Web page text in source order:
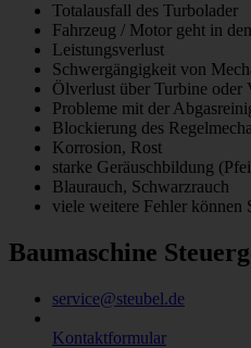
Totalausfall des Turbolader
Fahrzeug / Motor geht in
Leistungsverlust
Schwergängigkeit von
Ölverlust über Turbine oder
Probleme mit der
Blockierung des
Korrosion, Rost
starke Geräuschbildung
Blaurauch, Schwarzrauch
viele weitere Fehler können
Baumaschine
service@steubel.de
Kontaktformular